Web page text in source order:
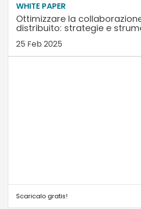
WHITE PAPER
Ottimizzare la
distribuito: strategie e
25 Feb 2025
Scaricalo gratis!